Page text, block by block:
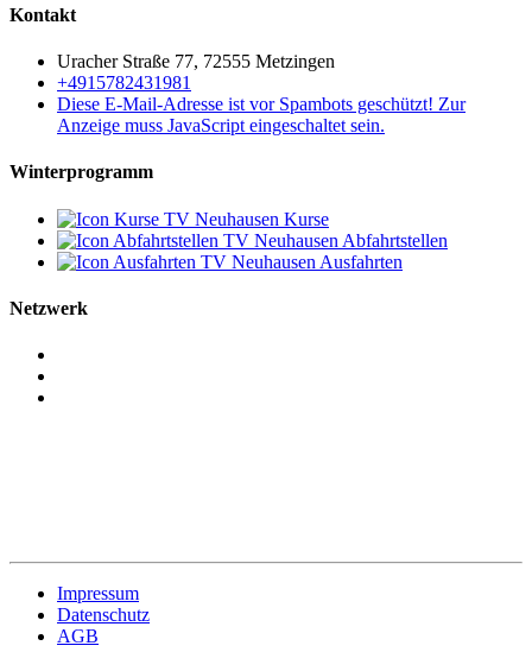
Kontakt
Uracher Straße 77, 72555 Metzingen
+4915782431981
Diese E-Mail-Adresse ist vor Spambots geschützt! Zur
Anzeige muss JavaScript eingeschaltet sein.
Winterprogramm
Kurse
Abfahrtstellen
Ausfahrten
Netzwerk
Impressum
Datenschutz
AGB